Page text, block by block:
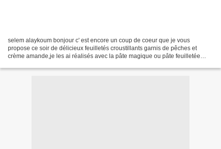
selem alaykoum bonjour c' est encore un coup de coeur que je vous
propose ce soir de délicieux feuilletés croustillants garnis de pêches et
crème amande,je les ai réalisés avec la pâte magique ou pâte feuilletée